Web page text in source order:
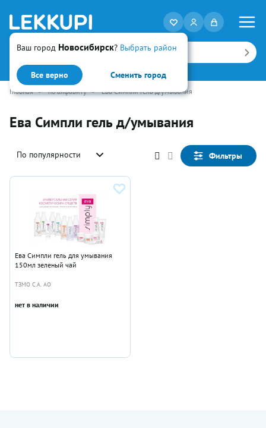
Ваш город Новосибирск? Выбрать район
Все верно Сменить город
Искать
Главная • по алфавиту • Ева Симпли гель д/умывания
Ева Симпли гель д/умывания
По популярности Фильтры
Ева Симпли гель для умывания
150мл зеленый чай
ТЗМО С.А. АО
нет в наличии